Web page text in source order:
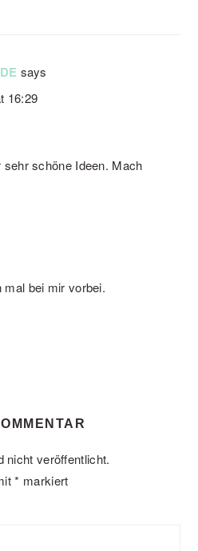
says
16:29
schöne Ideen. Mach
bei mir vorbei.
nicht veröffentlicht.
* markiert